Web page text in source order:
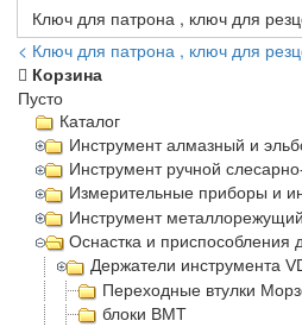
Ключ для патрона , ключ для
< Ключ для патрона , ключ для
Корзина
Пусто
Каталог
Инструмент алмазный и
Инструмент ручной
Измерительные приборы и
Инструмент металлорежущий
Оснастка и приспособления
Держатели инструмента
Переходные втулки
блоки BMT